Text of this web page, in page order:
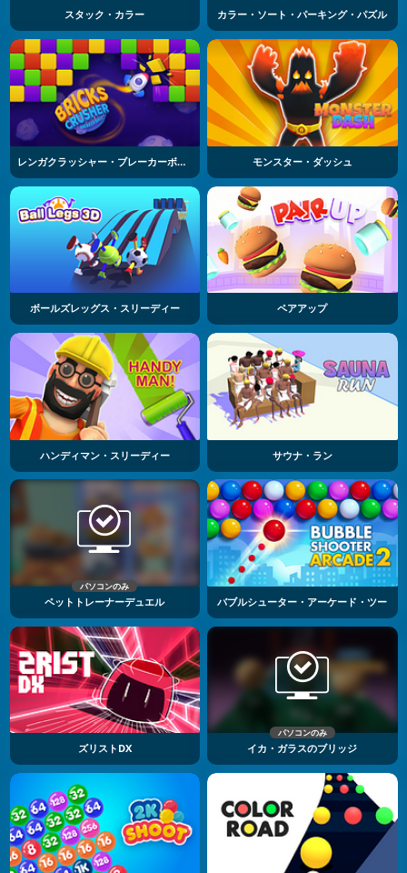
スタック・カラー カラー・ソート・パーキング・パズル
レンガクラッシャー・ブレーカーボール モンスター・ダッシュ
ボールズレッグス・スリーディー ペアアップ
ハンディマン・スリーディー サウナ・ラン
パソコンのみ
ペットトレーナーデュエル バブルシューター・アーケード・ツー
ズリストDX
パソコンのみ
イカ・ガラスのブリッジ